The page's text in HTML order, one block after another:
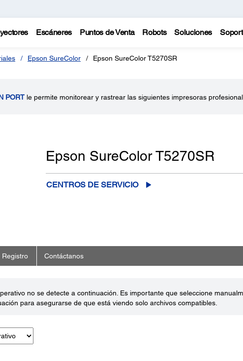
Escáneres Puntos de Venta Robots Soluciones
Epson SureColor Epson SureColor T5270SR
PORT le permite monitorear y rastrear las siguientes impresoras
Epson SureColor T5270SR
CENTROS DE SERVICIO
Registro Contáctanos
no se detecte a continuación. Es importante que seleccione
para asegurarse de que está viendo solo archivos compatibles.